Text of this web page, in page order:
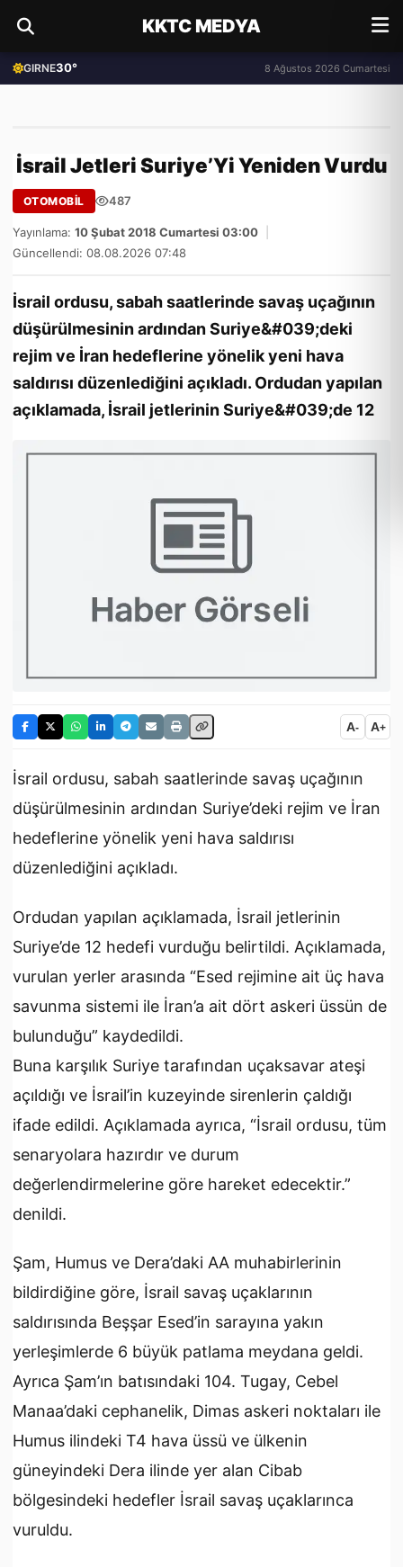
KKTC MEDYA
GIRNE30° 8 Ağustos 2026 Cumartesi
İsrail Jetleri Suriye’Yi Yeniden Vurdu
OTOMOBİL 487
Yayınlama: 10 Şubat 2018 Cumartesi 03:00
Güncellendi: 08.08.2026 07:48
İsrail ordusu, sabah saatlerinde savaş uçağının
düşürülmesinin ardından Suriye&#039;deki
rejim ve İran hedeflerine yönelik yeni hava
saldırısı düzenlediğini açıkladı. Ordudan yapılan
açıklamada, İsrail jetlerinin Suriye&#039;de 12
A- A+
İsrail ordusu, sabah saatlerinde savaş uçağının
düşürülmesinin ardından Suriye’deki rejim ve İran
hedeflerine yönelik yeni hava saldırısı
düzenlediğini açıkladı.
Ordudan yapılan açıklamada, İsrail jetlerinin
Suriye’de 12 hedefi vurduğu belirtildi. Açıklamada,
vurulan yerler arasında “Esed rejimine ait üç hava
savunma sistemi ile İran’a ait dört askeri üssün de
bulunduğu” kaydedildi.
Buna karşılık Suriye tarafından uçaksavar ateşi
açıldığı ve İsrail’in kuzeyinde sirenlerin çaldığı
ifade edildi. Açıklamada ayrıca, “İsrail ordusu, tüm
senaryolara hazırdır ve durum
değerlendirmelerine göre hareket edecektir.”
denildi.
Şam, Humus ve Dera’daki AA muhabirlerinin
bildirdiğine göre, İsrail savaş uçaklarının
saldırısında Beşşar Esed’in sarayına yakın
yerleşimlerde 6 büyük patlama meydana geldi.
Ayrıca Şam’ın batısındaki 104. Tugay, Cebel
Manaa’daki cephanelik, Dimas askeri noktaları ile
Humus ilindeki T4 hava üssü ve ülkenin
güneyindeki Dera ilinde yer alan Cibab
bölgesindeki hedefler İsrail savaş uçaklarınca
vuruldu.